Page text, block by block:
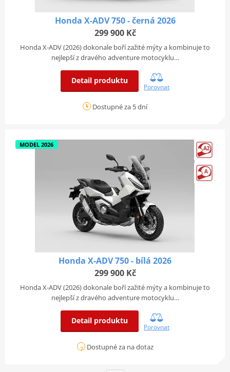
Honda X-ADV 750 - černá 2026
299 900 Kč
Honda X-ADV (2026) dokonale boří zažité mýty a kombinuje to
nejlepší z dravého adventure motocyklu…
Detail produktu
Porovnat
Dostupné za 5 dní
MODEL 2026
Honda X-ADV 750 - bílá 2026
299 900 Kč
Honda X-ADV (2026) dokonale boří zažité mýty a kombinuje to
nejlepší z dravého adventure motocyklu…
Detail produktu
Porovnat
Dostupné za na dotaz